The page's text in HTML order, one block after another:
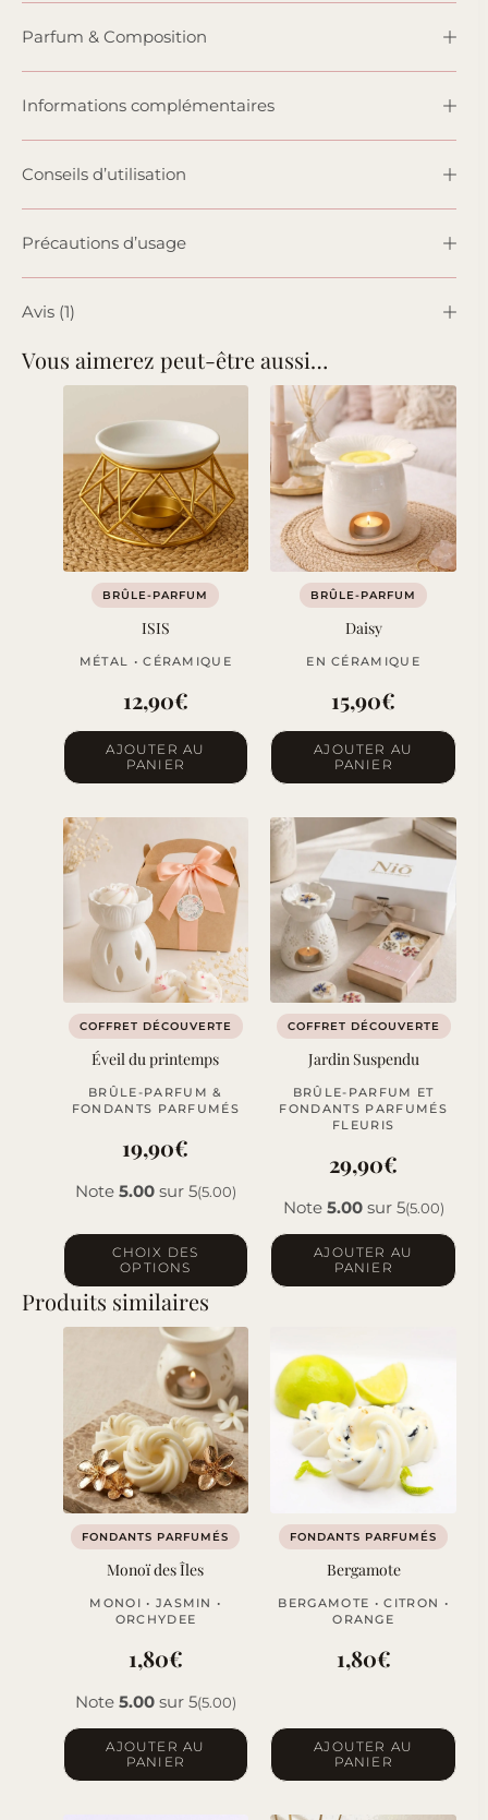
Parfum & Composition
Informations complémentaires
Conseils d’utilisation
Précautions d’usage
Avis (1)
Vous aimerez peut-être aussi…
BRÛLE-PARFUM
ISIS
MÉTAL • CÉRAMIQUE
12,90€
AJOUTER AU
PANIER
BRÛLE-PARFUM
Daisy
EN CÉRAMIQUE
15,90€
AJOUTER AU
PANIER
COFFRET DÉCOUVERTE
Éveil du printemps
BRÛLE-PARFUM &
FONDANTS PARFUMÉS
19,90€
Note 5.00sur 5(5.00)
CHOIX DES
OPTIONS
Ce
produit
a
plusieurs
variations.
Les
options
peuvent
être
choisies
sur
du
COFFRET DÉCOUVERTE
Jardin Suspendu
BRÛLE-PARFUM ET
FONDANTS PARFUMÉS
FLEURIS
29,90€
Note 5.00sur 5(5.00)
AJOUTER AU
PANIER
Produits similaires
FONDANTS PARFUMÉS
Monoï des Îles
MONOI • JASMIN •
ORCHYDEE
1,80€
Note 5.00sur 5(5.00)
AJOUTER AU
PANIER
FONDANTS PARFUMÉS
Bergamote
BERGAMOTE • CITRON •
ORANGE
1,80€
AJOUTER AU
PANIER